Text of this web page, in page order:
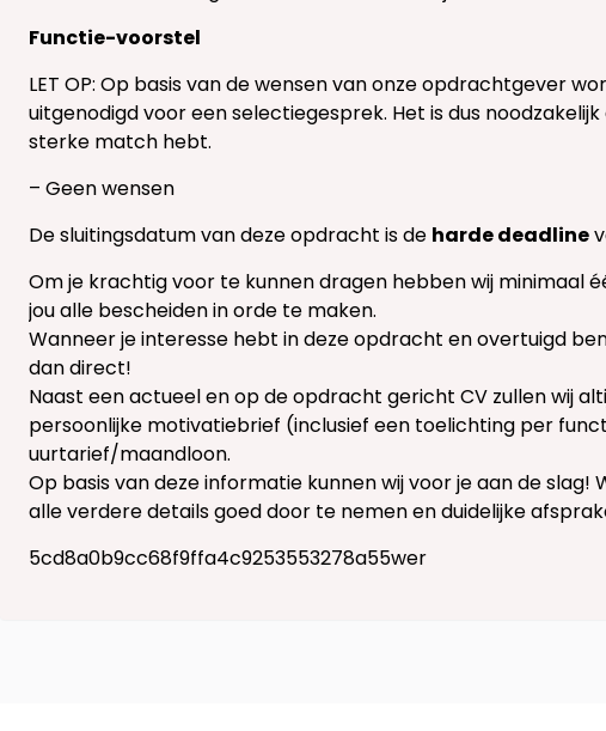
Functie-voorstel
LET OP: Op basis van de wensen van onze opdrachtgever
uitgenodigd voor een selectiegesprek. Het is dus
sterke match hebt.
– Geen wensen
De sluitingsdatum van deze opdracht is de harde deadline
Om je krachtig voor te kunnen dragen hebben wij minimaal
jou alle bescheiden in orde te maken.
Wanneer je interesse hebt in deze opdracht en overtuigd
dan direct!
Naast een actueel en op de opdracht gericht CV zullen wij
persoonlijke motivatiebrief (inclusief een toelichting per
uurtarief/maandloon.
Op basis van deze informatie kunnen wij voor je aan de
alle verdere details goed door te nemen en duidelijke
5cd8a0b9cc68f9ffa4c9253553278a55wer